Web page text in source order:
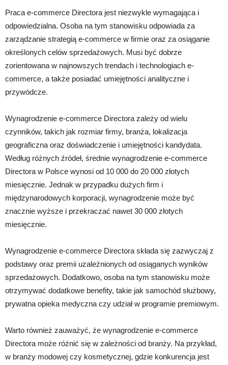
Praca e-commerce Directora jest niezwykle wymagająca i
odpowiedzialna. Osoba na tym stanowisku odpowiada za
zarządzanie strategią e-commerce w firmie oraz za osiąganie
określonych celów sprzedażowych. Musi być dobrze
zorientowana w najnowszych trendach i technologiach e-
commerce, a także posiadać umiejętności analityczne i
przywódcze.
Wynagrodzenie e-commerce Directora zależy od wielu
czynników, takich jak rozmiar firmy, branża, lokalizacja
geograficzna oraz doświadczenie i umiejętności kandydata.
Według różnych źródeł, średnie wynagrodzenie e-commerce
Directora w Polsce wynosi od 10 000 do 20 000 złotych
miesięcznie. Jednak w przypadku dużych firm i
międzynarodowych korporacji, wynagrodzenie może być
znacznie wyższe i przekraczać nawet 30 000 złotych
miesięcznie.
Wynagrodzenie e-commerce Directora składa się zazwyczaj z
podstawy oraz premii uzależnionych od osiąganych wyników
sprzedażowych. Dodatkowo, osoba na tym stanowisku może
otrzymywać dodatkowe benefity, takie jak samochód służbowy,
prywatna opieka medyczna czy udział w programie premiowym.
Warto również zauważyć, że wynagrodzenie e-commerce
Directora może różnić się w zależności od branży. Na przykład,
w branży modowej czy kosmetycznej, gdzie konkurencja jest